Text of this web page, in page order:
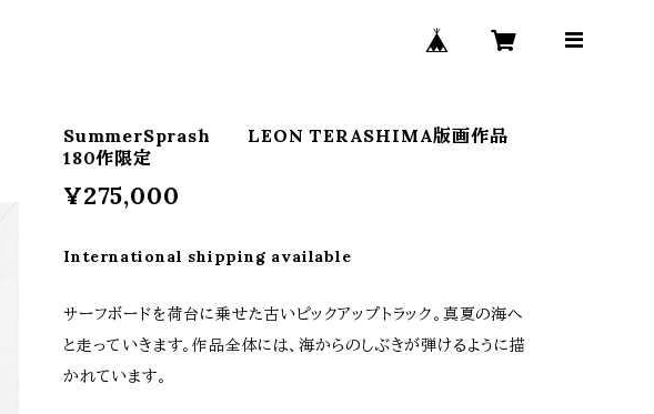
SummerSprash LEON TERASHIMA版画作品
180作限定
¥275,000
International shipping available
サーフボードを荷台に乗せた古いピックアップトラック。真夏の海へ
と走っていきます。作品全体には、海からのしぶきが弾けるように描
かれています。